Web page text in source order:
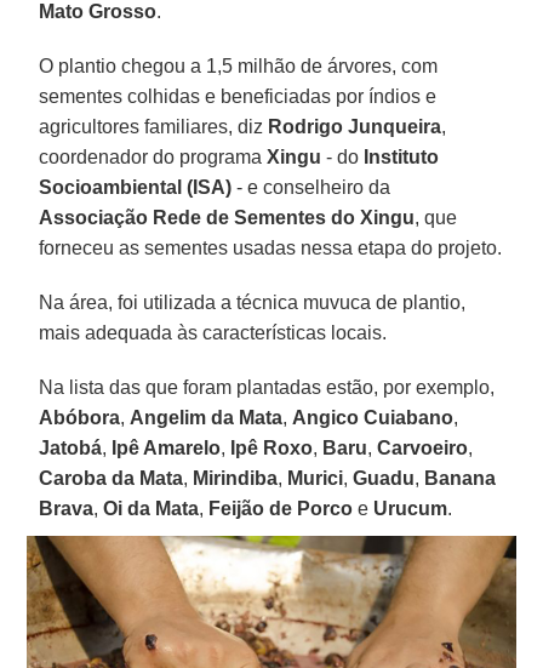
Mato Grosso.
O plantio chegou a 1,5 milhão de árvores, com
sementes colhidas e beneficiadas por índios e
agricultores familiares, diz Rodrigo Junqueira,
coordenador do programaXingu - do Instituto
Socioambiental (ISA) - e conselheiro da
Associação Rede de Sementes do Xingu, que
forneceu as sementes usadas nessa etapa do projeto.
Na área, foi utilizada a técnica muvuca de plantio,
mais adequada às características locais.
Na lista das que foram plantadas estão, por exemplo,
Abóbora,Angelim da Mata,Angico Cuiabano,
Jatobá, Ipê Amarelo, Ipê Roxo, Baru,Carvoeiro,
Caroba da Mata, Mirindiba, Murici,Guadu, Banana
Brava,Oi da Mata, Feijão de Porco e Urucum.